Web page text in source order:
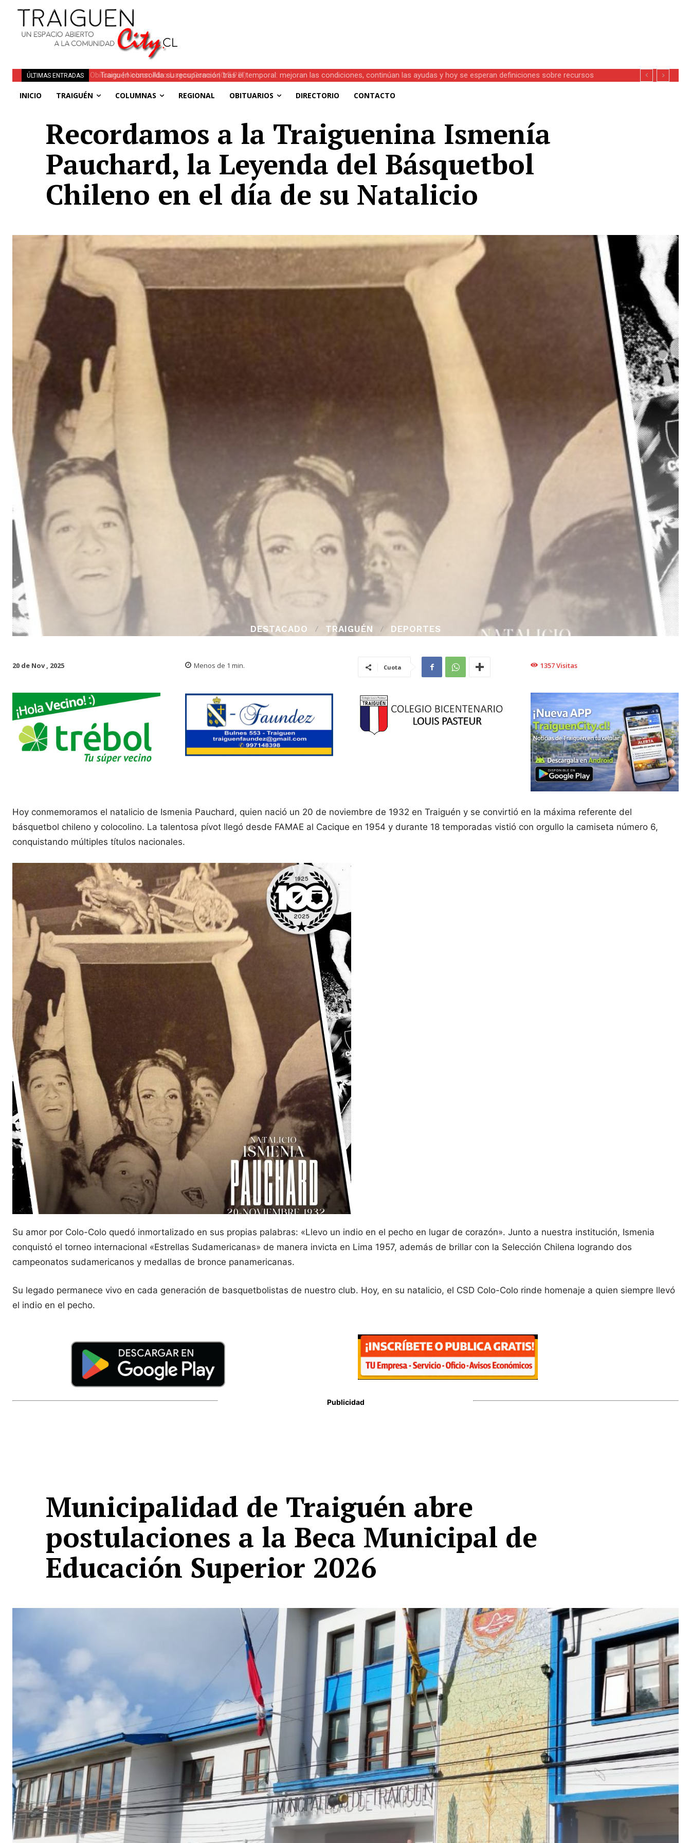
ÚLTIMAS ENTRADAS
Traiguén consolida su recuperación tras el temporal: mejoran las condiciones, continúan las ayudas y hoy se esperan definiciones sobre recursos
INICIO TRAIGUÉN COLUMNAS REGIONAL OBITUARIOS DIRECTORIO CONTACTO
Recordamos a la Traiguenina Ismenía
Pauchard, la Leyenda del Básquetbol
Chileno en el día de su Natalicio
DESTACADO TRAIGUÉN DEPORTES
20 de Nov , 2025 Menos de 1 min. Cuota 1357Visitas
Hoy conmemoramos el natalicio de Ismenia Pauchard, quien nació un 20 de noviembre de 1932 en Traiguén y se convirtió en la máxima referente del
básquetbol chileno y colocolino. La talentosa pívot llegó desde FAMAE al Cacique en 1954 y durante 18 temporadas vistió con orgullo la camiseta número 6,
conquistando múltiples títulos nacionales.
Su amor por Colo-Colo quedó inmortalizado en sus propias palabras: «Llevo un indio en el pecho en lugar de corazón». Junto a nuestra institución, Ismenia
conquistó el torneo internacional «Estrellas Sudamericanas» de manera invicta en Lima 1957, además de brillar con la Selección Chilena logrando dos
campeonatos sudamericanos y medallas de bronce panamericanas.
Su legado permanece vivo en cada generación de basquetbolistas de nuestro club. Hoy, en su natalicio, el CSD Colo-Colo rinde homenaje a quien siempre llevó
el indio en el pecho.
Publicidad